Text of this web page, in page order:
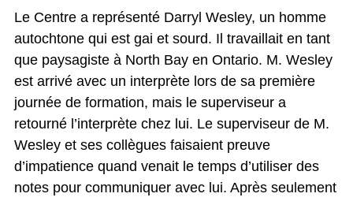
Le Centre a représenté Darryl Wesley, un homme
autochtone qui est gai et sourd. Il travaillait en tant
que paysagiste à North Bay en Ontario. M. Wesley
est arrivé avec un interprète lors de sa première
journée de formation, mais le superviseur a
retourné l’interprète chez lui. Le superviseur de M.
Wesley et ses collègues faisaient preuve
d’impatience quand venait le temps d’utiliser des
notes pour communiquer avec lui. Après seulement